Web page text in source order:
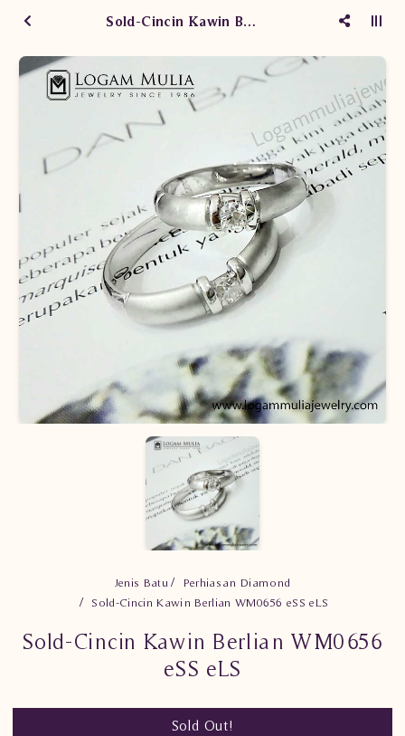
Sold-Cincin Kawin Berlian WM0656 eSS eLS
Jenis Batu
Perhiasan Diamond
Sold-Cincin Kawin Berlian WM0656 eSS eLS
Sold-Cincin Kawin Berlian WM0656
eSS eLS
Sold Out!